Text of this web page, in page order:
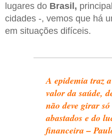
lugares do Brasil,
cidades -, vemos que há
em situações difíceis.
A epidemia traz
valor da saúde,
não deve girar
abastados e do
financeira –